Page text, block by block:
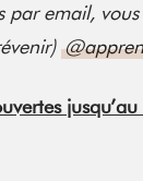
par email,